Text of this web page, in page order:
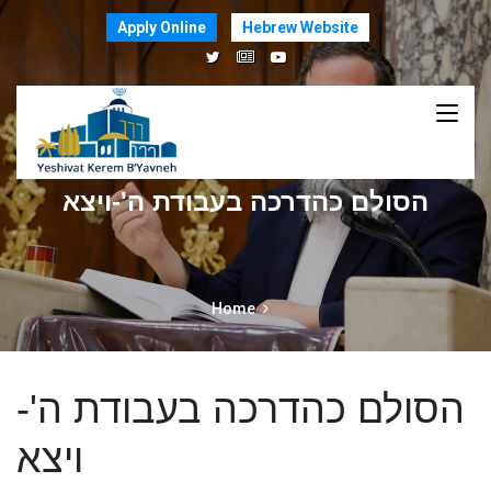
Apply Online Hebrew Website
הסולם כהדרכה בעבודת ה'-ויצא
Home
הסולם כהדרכה בעבודת ה'-
ויצא